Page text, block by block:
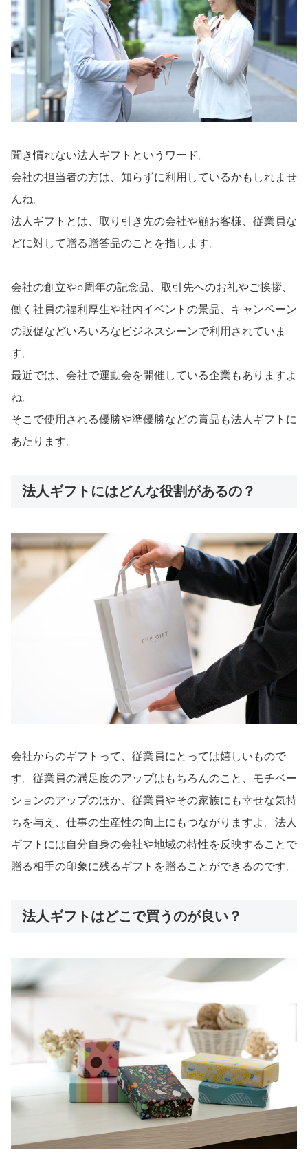
聞き慣れない法人ギフトというワード。
会社の担当者の方は、知らずに利用しているかもしれませ
んね。
法人ギフトとは、取り引き先の会社や顧お客様、従業員な
どに対して贈る贈答品のことを指します。
会社の創立や○周年の記念品、取引先へのお礼やご挨拶、
働く社員の福利厚生や社内イベントの景品、キャンペーン
の販促などいろいろなビジネスシーンで利用されていま
す。
最近では、会社で運動会を開催している企業もありますよ
ね。
そこで使用される優勝や準優勝などの賞品も法人ギフトに
あたります。
法人ギフトにはどんな役割があるの？
会社からのギフトって、従業員にとっては嬉しいもので
す。従業員の満足度のアップはもちろんのこと、モチベー
ションのアップのほか、従業員やその家族にも幸せな気持
ちを与え、仕事の生産性の向上にもつながりますよ。法人
ギフトには自分自身の会社や地域の特性を反映することで
贈る相手の印象に残るギフトを贈ることができるのです。
法人ギフトはどこで買うのが良い？